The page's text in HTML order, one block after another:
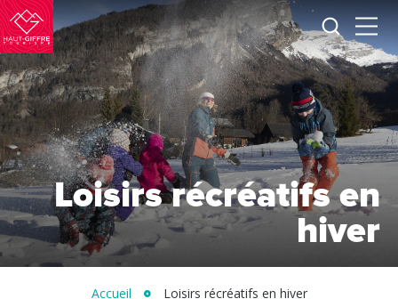
Haut-
Giffre
Tourisme
Je
Menu
Loisirs récréatifs en
hiver
Accueil Loisirs récréatifs en hiver